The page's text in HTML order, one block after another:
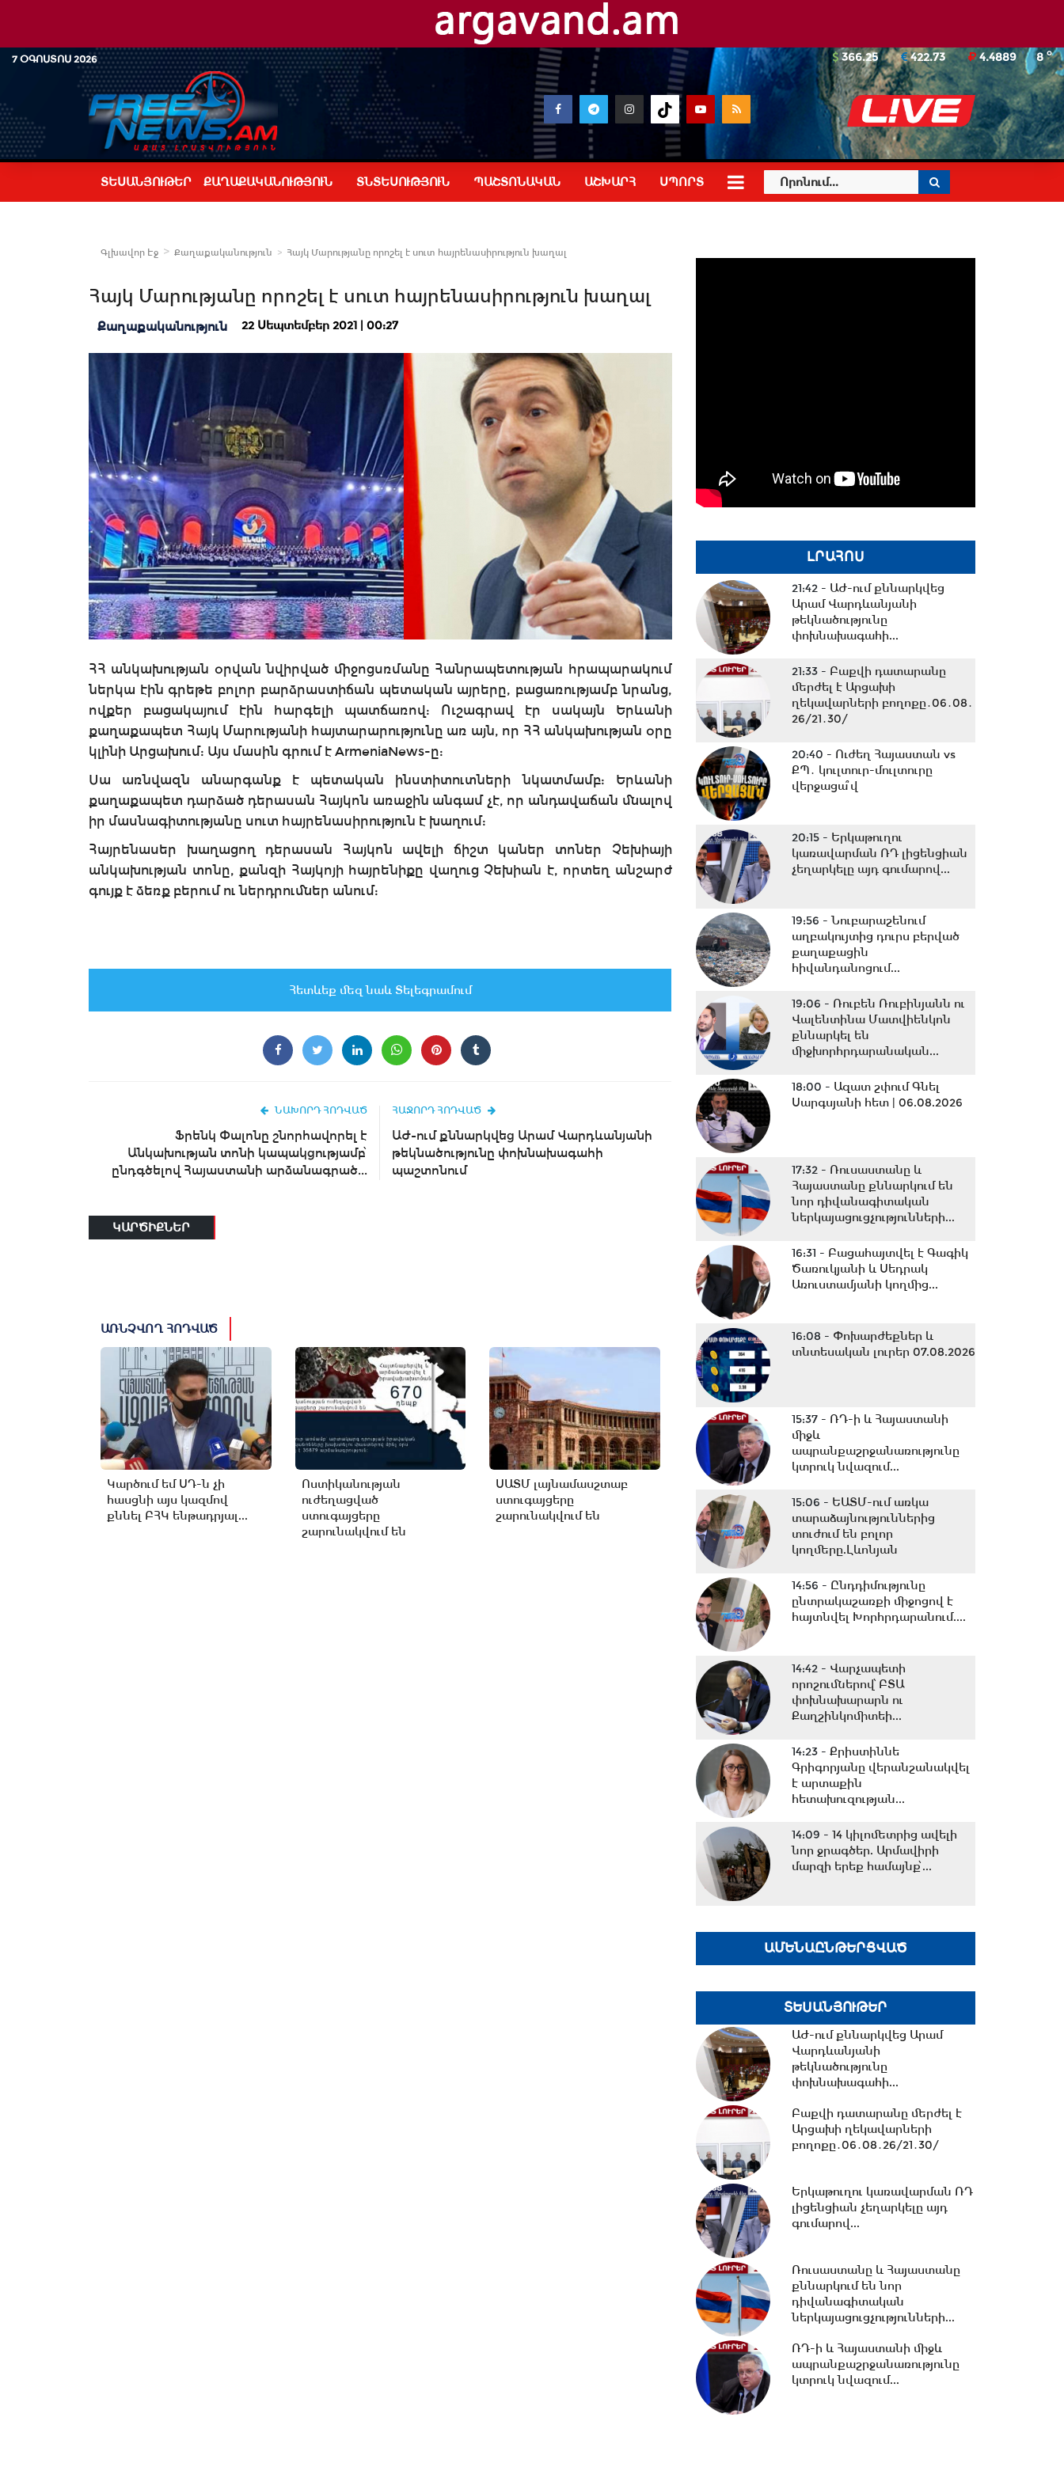
7 ՕԳՈՍՏՈՍ 2026 8o
366.25 422.73 4.4889
ՏԵՍԱՆՅՈՒԹԵՐ ՔԱՂԱՔԱԿԱՆՈՒԹՅՈՒՆ ՏՆՏԵՍՈՒԹՅՈՒՆ ՊԱՇՏՈՆԱԿԱՆ ԱՇԽԱՐՀ ՍՊՈՐՏ
Գլխավոր Էջ Քաղաքականություն Հայկ Մարությանը որոշել է սուտ հայրենասիրություն խաղալ
Հայկ Մարությանը որոշել է սուտ հայրենասիրություն խաղալ
Քաղաքականություն 22 Սեպտեմբեր 2021 | 00:27
ՀՀ անկախության օրվան նվիրված միջոցսռմանը Հանրապետության հրապարակում
ներկա էին գրեթե բոլոր բարձրաստիճան պետական այրերը, բացառությամբ նրանց,
ովքեր բացակայում էին հարգելի պատճառով: Ուշագրավ էր սակայն Երևանի
քաղաքապետ Հայկ Մարությանի հայտարարությունը առ այն, որ ՀՀ անկախության օրը
կլինի Արցախում: Այս մասին գրում էArmeniaNews-ը:
Սա առնվազն անարգանք է պետական ինստիտուտների նկատմամբ: Երևանի
քաղաքապետ դարձած դերասան Հայկոն առաջին անգամ չէ, որ անդավաճան մնալով
իր մասնագիտությանը սուտ հայրենասիրություն է խաղում:
Հայրենասեր խաղացող դերասան Հայկոն ավելի ճիշտ կաներ տոներ Չեխիայի
անկախության տոնը, քանզի Հայկոյի հայրենիքը վաղուց Չեխիան է, որտեղ անշարժ
գույք է ձեռք բերում ու ներդրումներ անում:
Հետևեք մեզ նաև Տելեգրամում
ՆԱԽՈՐԴ ՀՈԴՎԱԾ
Ֆրենկ Փալոնը շնորհավորել է
Անկախության տոնի կապակցությամբ՝
ընդգծելով Հայաստանի արձանագրած...
ՀԱՋՈՐԴ ՀՈԴՎԱԾ
ԱԺ-ում քննարկվեց Արամ Վարդևանյանի
թեկնածությունը փոխնախագահի
պաշտոնում
ԿԱՐԾԻՔՆԵՐ
ԱՌՆՉՎՈՂ ՀՈԴՎԱԾ
Կարծում եմ ՍԴ-ն չի
հասցնի այս կազմով
քննել ԲՀԿ ենթադրյալ...
Ոստիկանության
ուժեղացված
ստուգայցերը
շարունակվում են
ՍԱՏՄ լայնամասշտաբ
ստուգայցերը
շարունակվում են
ԼՐԱՀՈՍ
21:42 - ԱԺ-ում քննարկվեց
Արամ Վարդևանյանի
թեկնածությունը
փոխնախագահի...
21:33 - Բաքվի դատարանը
մերժել է Արցախի
ղեկավարների բողոքը․06․08․
26/21․30/
20:40 - Ուժեղ Հայաստան vs
ՔՊ․ կուլտուր-մուլտուրը
վերջացա՞վ
20:15 - Երկաթուղու
կառավարման ՌԴ լիցենցիան
չեղարկելը այդ գումարով...
19:56 -Նուբարաշենում
աղբակույտից դուրս բերված
քաղաքացին
հիվանդանոցում...
19:06 - Ռուբեն Ռուբինյանն ու
Վալենտինա Մատվիենկոն
քննարկել են
միջխորհրդարանական...
18:00 - Ազատ շփում Գնել
Սարգսյանի հետ | 06.08.2026
17:32 - Ռուսաստանը և
Հայաստանը քննարկում են
նոր դիվանագիտական
ներկայացուցչությունների...
16:31 - Բացահայտվել է Գագիկ
Ծառուկյանի և Սեդրակ
Առուստամյանի կողմից...
16:08 - Փոխարժեքներ և
տնտեսական լուրեր 07.08.2026
15:37 - ՌԴ-ի և Հայաստանի
միջև
ապրանքաշրջանառությունը
կտրուկ նվազում...
15:06 - ԵԱՏՄ-ում առկա
տարաձայնություններից
տուժում են բոլոր
կողմերը.Լևոնյան
14:56 - Ընդդիմությունը
ընտրակաշառքի միջոցով է
հայտնվել Խորհրդարանում....
14:42 - Վարչապետի
որոշումներով՝ ԲՏԱ
փոխնախարարն ու
Քաղշինկոմիտեի...
14:23 - Քրիստիննե
Գրիգորյանը վերանշանակվել
է արտաքին
հետախուզության...
14:09 - 14 կիլոմետրից ավելի
նոր ջրագծեր. Արմավիրի
մարզի երեք համայնք՝...
համապատասխանության
հարցը որոշելու վերաբերյալ...
13:27 - Շալվա Պապուաշվիլին
շնորհավորական ուղերձ է
հղել Ռուբեն Ռուբինյանին...
13:02 -ՀԷՑ-ը դառնալու է
հանձնվելու է
հավատարմագրային...
վերադարձնել...
հիվանդության նոր դեպքերի
թիվը կրկնապատկվել...
կոնցեռնի տնօրեն Արթուր
Դալլաքյանը կալանավորվել...
ԱՄԵՆԱԸՆԹԵՐՑՎԱԾ
ՏԵՍԱՆՅՈՒԹԵՐ
ԱԺ-ում քննարկվեց Արամ
Վարդևանյանի
թեկնածությունը
փոխնախագահի...
Բաքվի դատարանը մերժել է
Արցախի ղեկավարների
բողոքը․06․08․26/21․30/
Երկաթուղու կառավարման ՌԴ
լիցենցիան չեղարկելը այդ
գումարով...
Ռուսաստանը և Հայաստանը
քննարկում են նոր
դիվանագիտական
ներկայացուցչությունների...
ՌԴ-ի և Հայաստանի միջև
ապրանքաշրջանառությունը
կտրուկ նվազում...